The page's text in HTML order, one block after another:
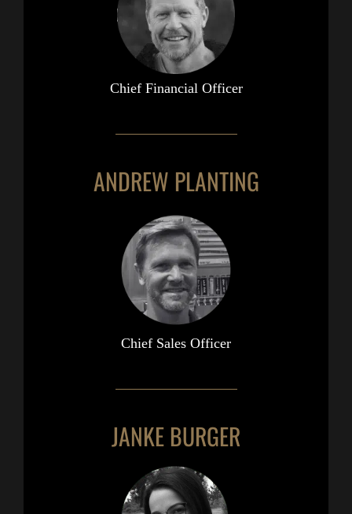
Chief Financial Officer
ANDREW PLANTING
Chief Sales Officer
JANKE BURGER